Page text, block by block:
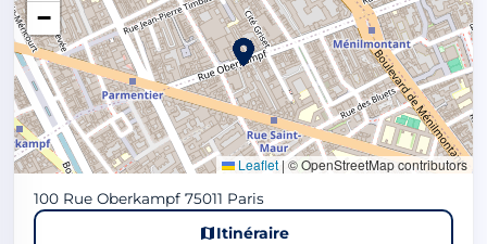
−
Leaflet | © OpenStreetMap contributors
100 Rue Oberkampf 75011 Paris
Itinéraire